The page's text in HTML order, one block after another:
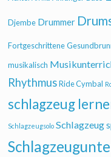
Djembe Drummer
Fortgeschrittene
musikalisch
Rhythmus Ride Cymbal
schlagzeug
Schlagzeugsolo Schlagzeug